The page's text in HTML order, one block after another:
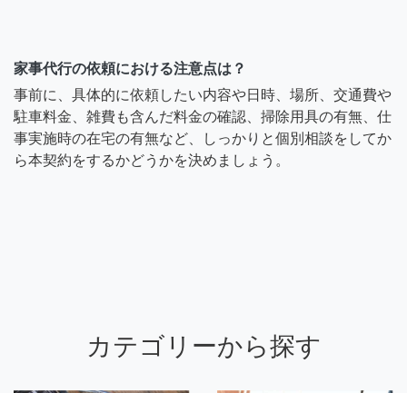
家事代行の依頼における注意点は？
事前に、具体的に依頼したい内容や日時、場所、交通費や
駐車料金、雑費も含んだ料金の確認、掃除用具の有無、仕
事実施時の在宅の有無など、しっかりと個別相談をしてか
ら本契約をするかどうかを決めましょう。
カテゴリーから探す